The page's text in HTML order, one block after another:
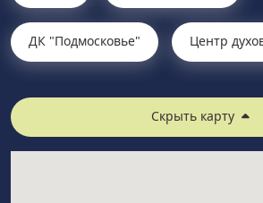
ДК "Подмосковье" Центр
Скрыть карту